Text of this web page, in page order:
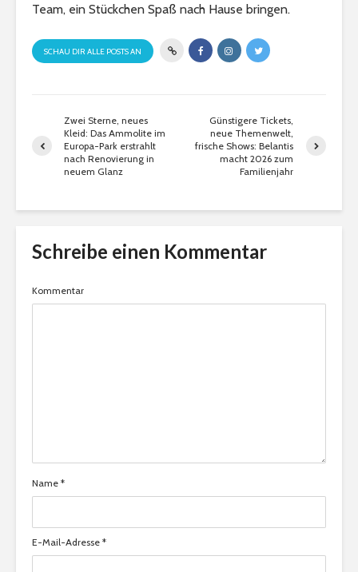
Team, ein Stückchen Spaß nach Hause bringen.
SCHAU DIR ALLE POSTS AN
Zwei Sterne, neues
Kleid: Das Ammolite im
Europa-Park erstrahlt
nach Renovierung in
neuem Glanz
Günstigere Tickets,
neue Themenwelt,
frische Shows: Belantis
macht 2026 zum
Familienjahr
Schreibe einen Kommentar
Kommentar
Name *
E-Mail-Adresse *